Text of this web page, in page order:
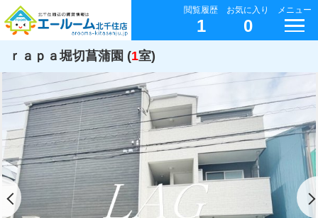
閲覧履歴
1
お気に入り
0
メニュー
ｒａｐａ堀切菖蒲園 (1室)